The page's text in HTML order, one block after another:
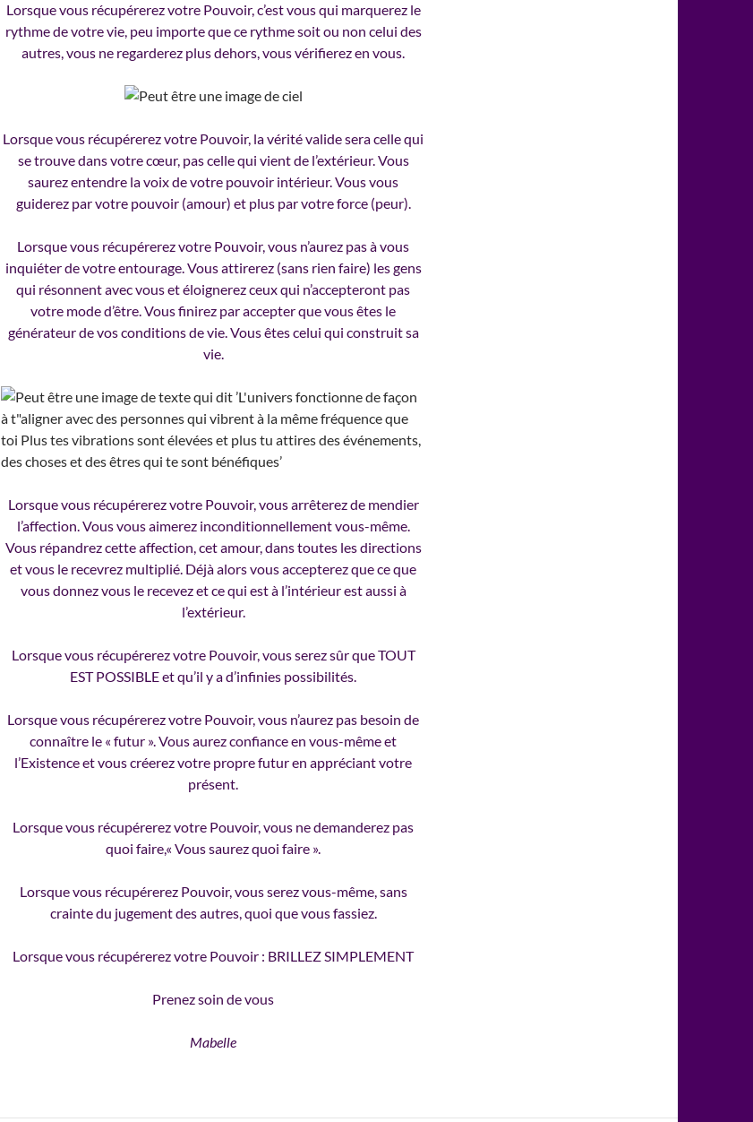
Lorsque vous récupérerez votre Pouvoir, c’est vous qui marquerez le
rythme de votre vie, peu importe que ce rythme soit ou non celui des
autres, vous ne regarderez plus dehors, vous vérifierez en vous.
Lorsque vous récupérerez votre Pouvoir, la vérité valide sera celle qui
se trouve dans votre cœur, pas celle qui vient de l’extérieur. Vous
saurez entendre la voix de votre pouvoir intérieur. Vous vous
guiderez par votre pouvoir (amour) et plus par votre force (peur).
Lorsque vous récupérerez votre Pouvoir, vous n’aurez pas à vous
inquiéter de votre entourage. Vous attirerez (sans rien faire) les gens
qui résonnent avec vous et éloignerez ceux qui n’accepteront pas
votre mode d’être. Vous finirez par accepter que vous êtes le
générateur de vos conditions de vie. Vous êtes celui qui construit sa
vie.
Lorsque vous récupérerez votre Pouvoir, vous arrêterez de mendier
l’affection. Vous vous aimerez inconditionnellement vous-même.
Vous répandrez cette affection, cet amour, dans toutes les directions
et vous le recevrez multiplié. Déjà alors vous accepterez que ce que
vous donnez vous le recevez et ce qui est à l’intérieur est aussi à
l’extérieur.
Lorsque vous récupérerez votre Pouvoir, vous serez sûr que TOUT
EST POSSIBLE et qu’il y a d’infinies possibilités.
Lorsque vous récupérerez votre Pouvoir, vous n’aurez pas besoin de
connaître le « futur ». Vous aurez confiance en vous-même et
l’Existence et vous créerez votre propre futur en appréciant votre
présent.
Lorsque vous récupérerez votre Pouvoir, vous ne demanderez pas
quoi faire,« Vous saurez quoi faire ».
Lorsque vous récupérerez Pouvoir, vous serez vous-même, sans
crainte du jugement des autres, quoi que vous fassiez.
Lorsque vous récupérerez votre Pouvoir : BRILLEZ SIMPLEMENT
Prenez soin de vous
Mabelle